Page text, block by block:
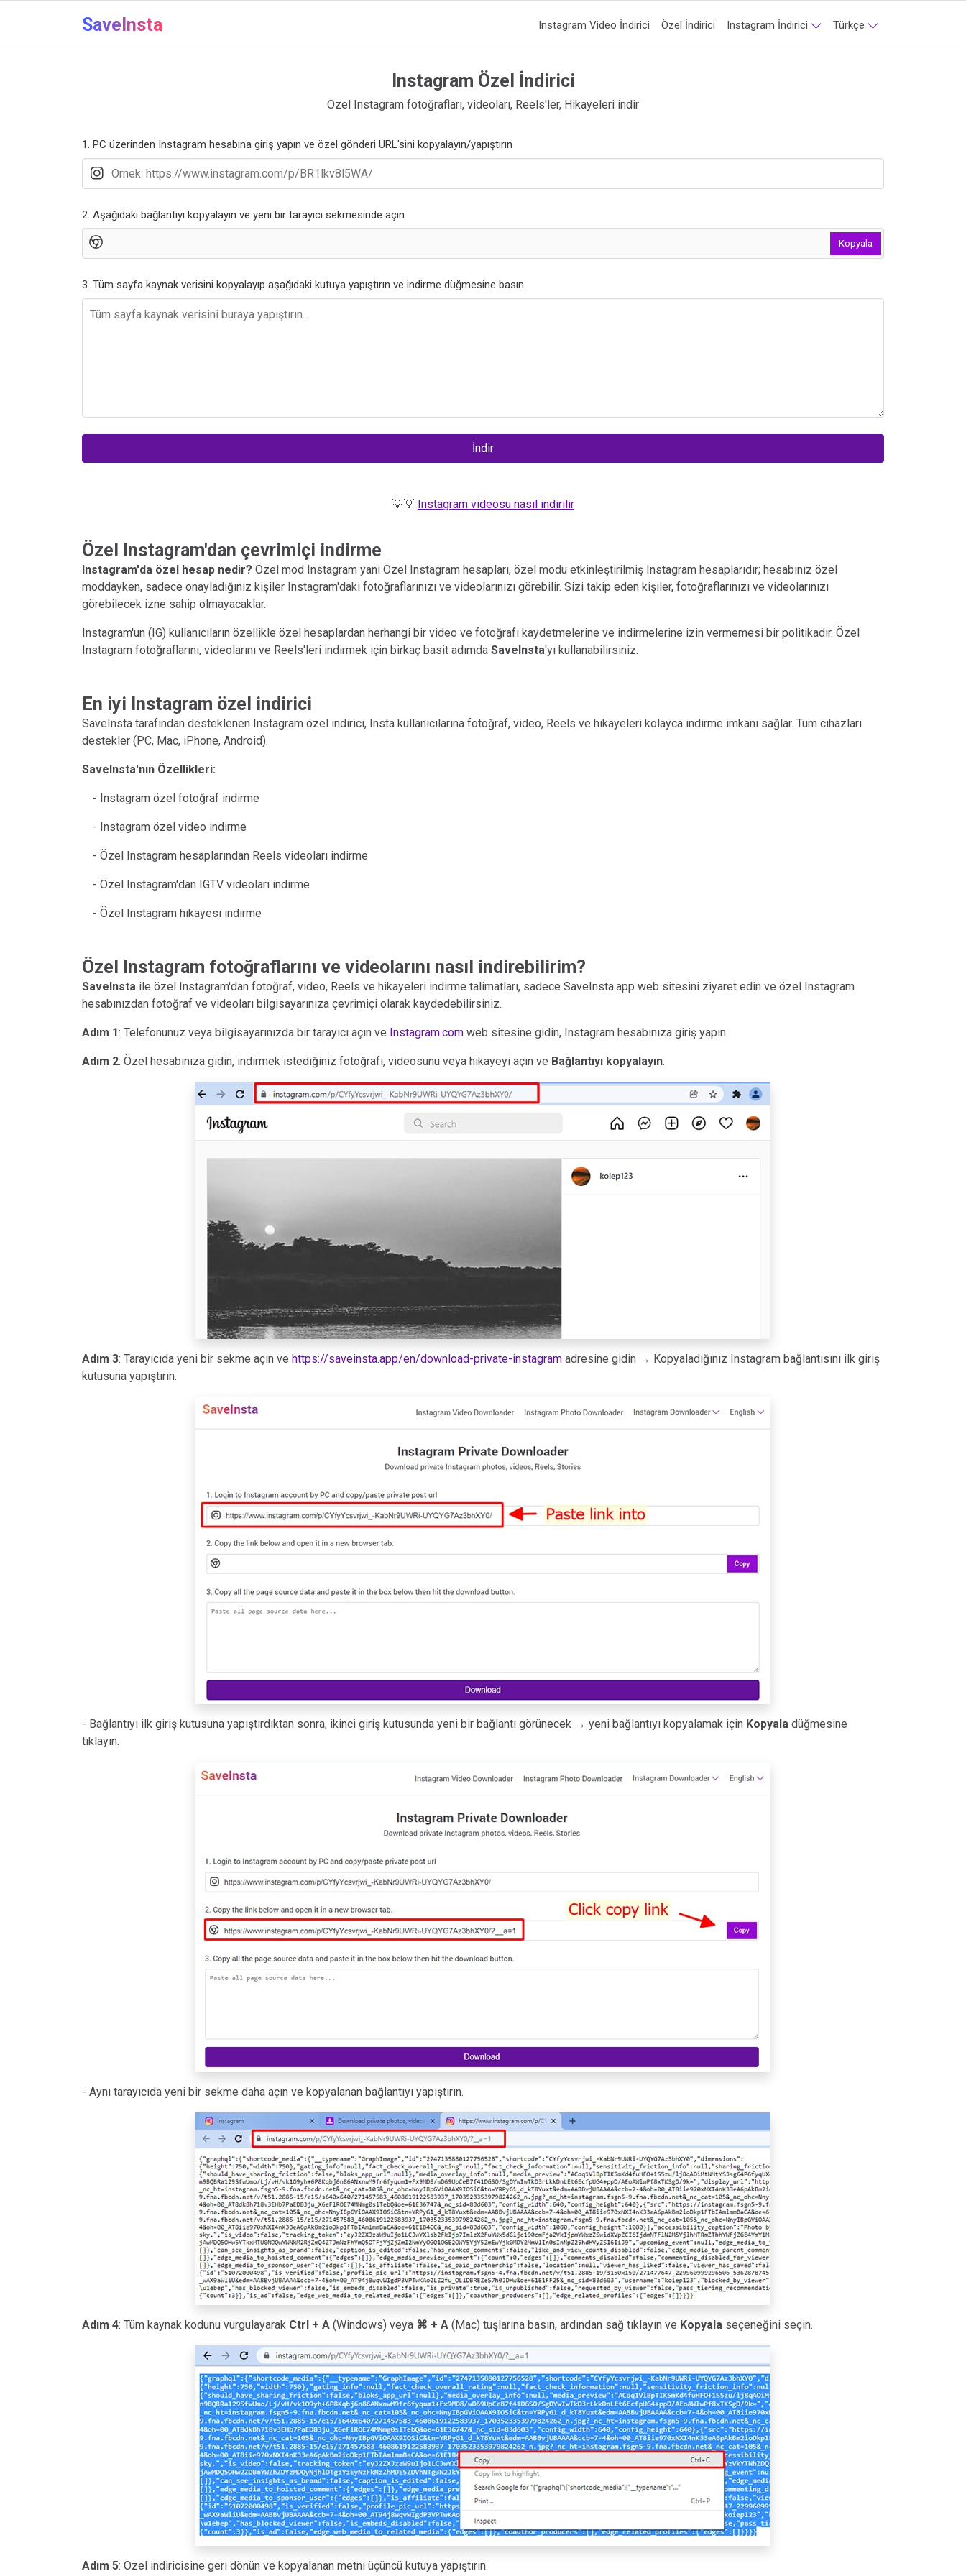
SaveInsta Instagram Video İndirici Özel İndirici Instagram İndirici Türkçe‬
Instagram Özel İndirici
Özel Instagram fotoğrafları, videoları, Reels'ler, Hikayeleri indir
1. PC üzerinden Instagram hesabına giriş yapın ve özel gönderi URL'sini kopyalayın/yapıştırın
2. Aşağıdaki bağlantıyı kopyalayın ve yeni bir tarayıcı sekmesinde açın.
Kopyala
3. Tüm sayfa kaynak verisini kopyalayıp aşağıdaki kutuya yapıştırın ve indirme düğmesine basın.
İndir
💡💡 Instagram videosu nasıl indirilir
Özel Instagram'dan çevrimiçi indirme
Instagram'da özel hesap nedir? Özel mod Instagram yani Özel Instagram hesapları, özel modu etkinleştirilmiş Instagram hesaplarıdır; hesabınız özel
moddayken, sadece onayladığınız kişiler Instagram'daki fotoğraflarınızı ve videolarınızı görebilir. Sizi takip eden kişiler, fotoğraflarınızı ve videolarınızı
görebilecek izne sahip olmayacaklar.
Instagram'un (IG) kullanıcıların özellikle özel hesaplardan herhangi bir video ve fotoğrafı kaydetmelerine ve indirmelerine izin vermemesi bir politikadır. Özel
Instagram fotoğraflarını, videolarını ve Reels'leri indirmek için birkaç basit adımda SaveInsta'yı kullanabilirsiniz.
En iyi Instagram özel indirici
SaveInsta tarafından desteklenen Instagram özel indirici, Insta kullanıcılarına fotoğraf, video, Reels ve hikayeleri kolayca indirme imkanı sağlar. Tüm cihazları
destekler (PC, Mac, iPhone, Android).
SaveInsta'nın Özellikleri:
- Instagram özel fotoğraf indirme
- Instagram özel video indirme
- Özel Instagram hesaplarından Reels videoları indirme
- Özel Instagram'dan IGTV videoları indirme
- Özel Instagram hikayesi indirme
Özel Instagram fotoğraflarını ve videolarını nasıl indirebilirim?
SaveInsta ile özel Instagram'dan fotoğraf, video, Reels ve hikayeleri indirme talimatları, sadece SaveInsta.app web sitesini ziyaret edin ve özel Instagram
hesabınızdan fotoğraf ve videoları bilgisayarınıza çevrimiçi olarak kaydedebilirsiniz.
Adım 1: Telefonunuz veya bilgisayarınızda bir tarayıcı açın ve Instagram.com web sitesine gidin, Instagram hesabınıza giriş yapın.
Adım 2: Özel hesabınıza gidin, indirmek istediğiniz fotoğrafı, videosunu veya hikayeyi açın ve Bağlantıyı kopyalayın.
Adım 3: Tarayıcıda yeni bir sekme açın ve https://saveinsta.app/en/download-private-instagram adresine gidin → Kopyaladığınız Instagram bağlantısını ilk giriş
kutusuna yapıştırın.
- Bağlantıyı ilk giriş kutusuna yapıştırdıktan sonra, ikinci giriş kutusunda yeni bir bağlantı görünecek → yeni bağlantıyı kopyalamak için Kopyala düğmesine
tıklayın.
- Aynı tarayıcıda yeni bir sekme daha açın ve kopyalanan bağlantıyı yapıştırın.
Adım 4: Tüm kaynak kodunu vurgulayarak Ctrl + A (Windows) veya ⌘ + A (Mac) tuşlarına basın, ardından sağ tıklayın ve Kopyala seçeneğini seçin.
Adım 5: Özel indiricisine geri dönün ve kopyalanan metni üçüncü kutuya yapıştırın.